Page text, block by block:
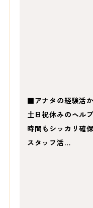
■アナタの経験活
土日祝休みのヘル
時間もシッカリ確
スタッフ活…